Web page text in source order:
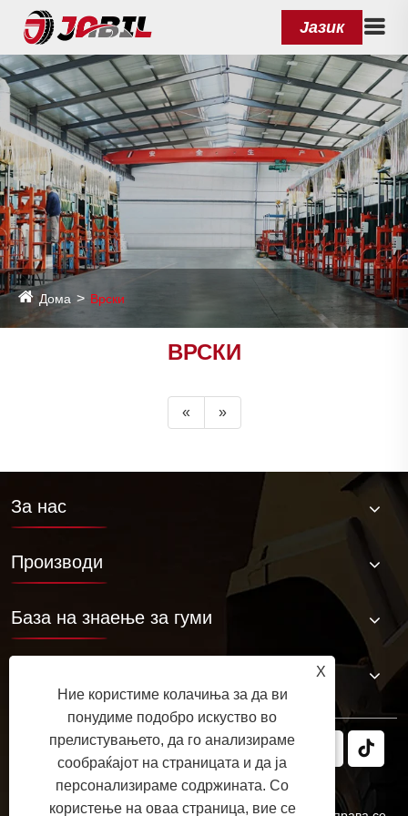
Јазик
Дома Врски
ВРСКИ
« »
За нас
Производи
База на знаење за гуми
X
Ние користиме колачиња за да ви
понудиме подобро искуство во
прелистувањето, да го анализираме
сообраќајот на страницата и да ја
персонализираме содржината. Со
користење на оваа страница, вие се